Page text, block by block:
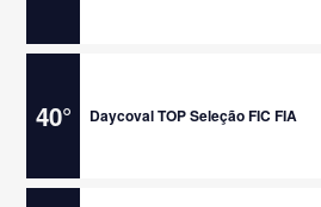
40° Daycoval TOP Seleção FIC FIA